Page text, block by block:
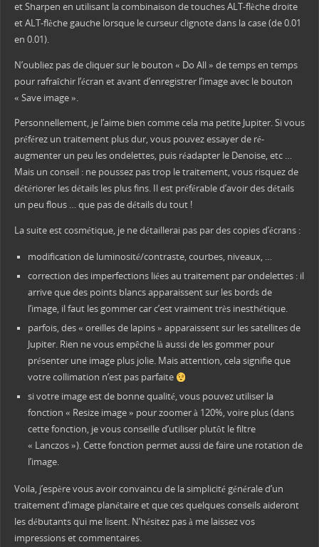
et Sharpen en utilisant la combinaison de touches ALT-flèche droite
et ALT-flèche gauche lorsque le curseur clignote dans la case (de 0.01
en 0.01).
N’oubliez pas de cliquer sur le bouton « Do All » de temps en temps
pour rafraîchir l’écran et avant d’enregistrer l’image avec le bouton
« Save image ».
Personnellement, je l’aime bien comme cela ma petite Jupiter. Si vous
préférez un traitement plus dur, vous pouvez essayer de ré-
augmenter un peu les ondelettes, puis réadapter le Denoise, etc …
Mais un conseil : ne poussez pas trop le traitement, vous risquez de
détériorer les détails les plus fins. Il est préférable d’avoir des détails
un peu flous … que pas de détails du tout !
La suite est cosmétique, je ne détaillerai pas par des copies d’écrans :
modification de luminosité/contraste, courbes, niveaux, …
correction des imperfections liées au traitement par ondelettes : il
arrive que des points blancs apparaissent sur les bords de
l’image, il faut les gommer car c’est vraiment très inesthétique.
parfois, des « oreilles de lapins » apparaissent sur les satellites de
Jupiter. Rien ne vous empêche là aussi de les gommer pour
présenter une image plus jolie. Mais attention, cela signifie que
votre collimation n’est pas parfaite
si votre image est de bonne qualité, vous pouvez utiliser la
fonction « Resize image » pour zoomer à 120%, voire plus (dans
cette fonction, je vous conseille d’utiliser plutôt le filtre
« Lanczos »). Cette fonction permet aussi de faire une rotation de
l’image.
Voila, j’espère vous avoir convaincu de la simplicité générale d’un
traitement d’image planétaire et que ces quelques conseils aideront
les débutants qui me lisent. N’hésitez pas à me laissez vos
impressions et commentaires.